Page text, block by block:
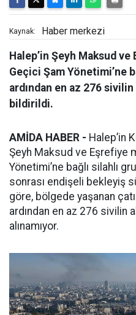
Kaynak: Haber merkezi
Halep’in Şeyh Maksud
Geçici Şam Yönetimi’ne
ardından en az 276
bildirildi.
AMİDA HABER - Halep’in
Şeyh Maksud ve Eşrefiye
Yönetimi’ne bağlı silahlı
sonrası endişeli bekleyiş
göre, bölgede yaşanan
ardından en az 276 sivilin
alınamıyor.